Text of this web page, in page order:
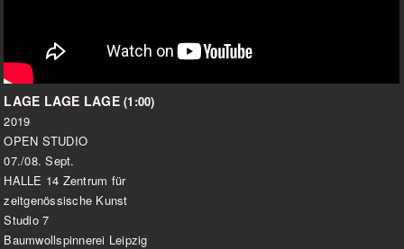
LAGE LAGE LAGE (1:00)
2019
OPEN STUDIO
07./08. Sept.
HALLE 14 Zentrum für
zeitgenössische Kunst
Studio 7
Baumwollspinnerei Leipzig